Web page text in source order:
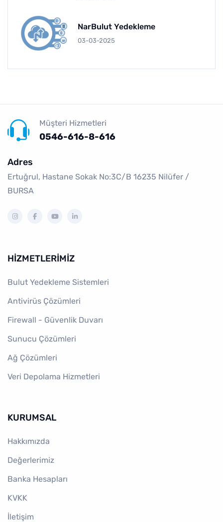
NarBulut Yedekleme
03-03-2025
Müşteri Hizmetleri
0546-616-8-616
Adres
Ertuğrul, Hastane Sokak No:3C/B 16235 Ni̇lüfer /
BURSA
HIZMETLERIMIZ
Bulut Yedekleme Sistemleri
Antivirüs Çözümleri
Firewall - Güvenlik Duvarı
Sunucu Çözümleri
Ağ Çözümleri
Veri Depolama Hizmetleri
KURUMSAL
Hakkımızda
Değerlerimiz
Banka Hesapları
KVKK
İletişim